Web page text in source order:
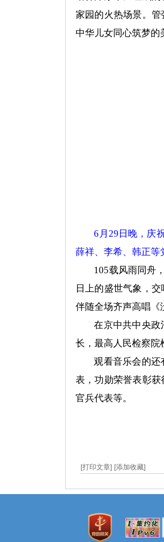
家园的火热场景。
中华儿女同心筑梦的
6月29日晚，庆
薛祥、李希、韩正等
105载风雨同舟
日上的盛世气象，
伴随全场齐声高唱《
在京中共中央政
长，最高人民检察院
观看音乐会的
表，功勋荣誉表彰
官兵代表等。
[打印文章] [添加收藏]